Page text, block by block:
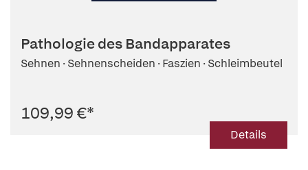
Pathologie des Bandapparates
Sehnen · Sehnenscheiden · Faszien · Schleimbeutel
109,99 €*
Details